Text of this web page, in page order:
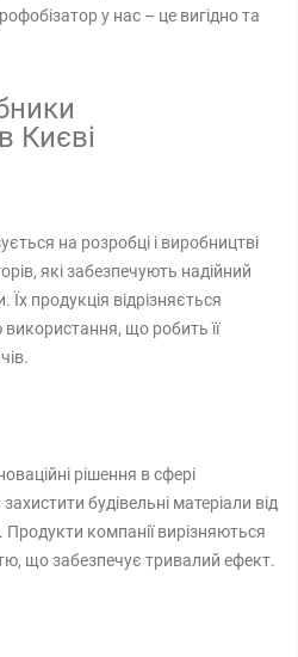
у нас – це вигідно та
Києві
на розробці і виробництві
які забезпечують надійний
Їх продукція відрізняється
що робить її
рішення в сфері
будівельні матеріали від
компанії вирізняються
що забезпечує тривалий ефект.